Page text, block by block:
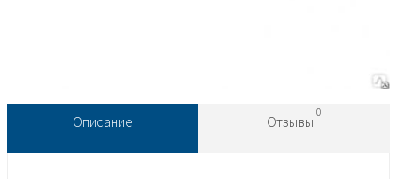
Описание Отзывы
0